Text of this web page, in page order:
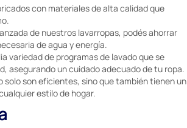
con materiales de alta calidad que
de nuestros lavarropas, podés ahorrar
de agua y energía.
variedad de programas de lavado que se
asegurando un cuidado adecuado de tu ropa.
solo son eficientes, sino que también tienen un
estilo de hogar.